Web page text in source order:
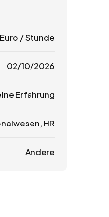
Euro / Stunde
02/10/2026
Erfahrung
HR
Andere